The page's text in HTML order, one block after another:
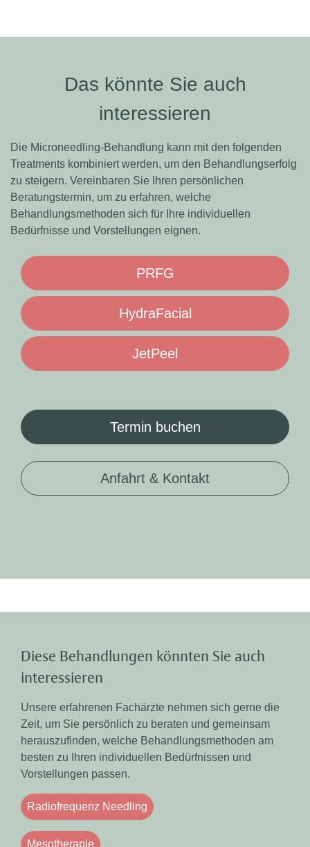
Das könnte Sie auch
interessieren
Die Microneedling-Behandlung kann mit den folgenden
Treatments kombiniert werden, um den Behandlungserfolg
zu steigern. Vereinbaren Sie Ihren persönlichen
Beratungstermin, um zu erfahren, welche
Behandlungsmethoden sich für Ihre individuellen
Bedürfnisse und Vorstellungen eignen.
PRFG
HydraFacial
JetPeel
Termin buchen
Anfahrt & Kontakt
Diese Behandlungen könnten Sie auch
interessieren
Unsere erfahrenen Fachärzte nehmen sich gerne die
Zeit, um Sie persönlich zu beraten und gemeinsam
herauszufinden, welche Behandlungsmethoden am
besten zu Ihren individuellen Bedürfnissen und
Vorstellungen passen.
Radiofrequenz Needling
Mesotherapie